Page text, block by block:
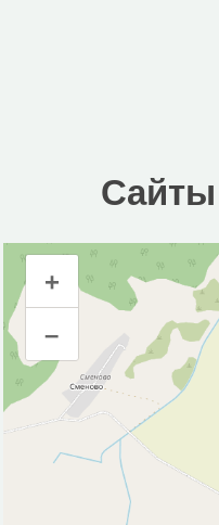
Сайты
Сайты
Инфраструктура
Автопарковка
Аптека (1)
Банк (2)
Банкомат (2)
Гостиница (1)
Кафе (1)
+
–